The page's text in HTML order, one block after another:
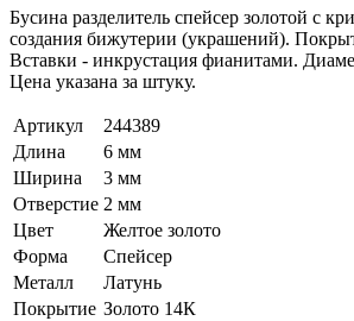
Бусина разделитель спейсер золотой с
создания бижутерии (украшений).
Вставки - инкрустация фианитами.
Цена указана за штуку.
Артикул
244389
Длина
6 мм
Ширина
3 мм
Отверстие 2 мм
Цвет
Желтое золото
Форма
Спейсер
Металл
Латунь
Покрытие Золото 14К